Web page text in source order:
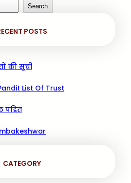
Search
POSTS
की सूची
List Of Trust
पंडित
CATEGORY